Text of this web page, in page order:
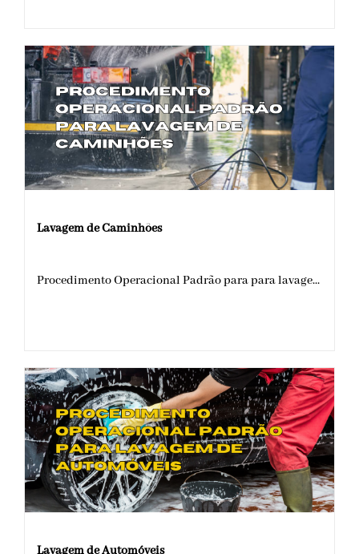
Lavagem de Caminhões
Procedimento Operacional Padrão para para lavage...
Lavagem de Automóveis